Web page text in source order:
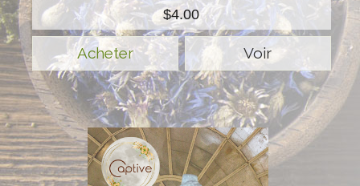
$4.00
Voir